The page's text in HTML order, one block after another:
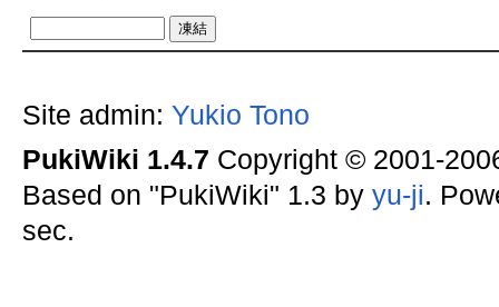
Site admin: Yukio Tono
PukiWiki 1.4.7 Copyright © 2001-
Based on "PukiWiki" 1.3 by yu-ji.
sec.